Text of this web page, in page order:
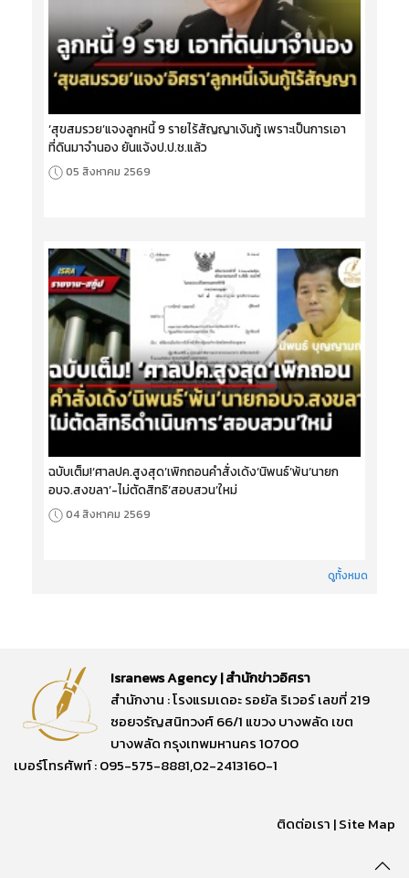
‘สุขสมรวย’แจงลูกหนี้ 9 รายไร้สัญญาเงินกู้ เพราะเป็นการเอา
ที่ดินมาจำนอง ยันแจ้งป.ป.ช.แล้ว
05 สิงหาคม 2569
ฉบับเต็ม!‘ศาลปค.สูงสุด’เพิกถอนคำสั่งเด้ง‘นิพนธ์’พ้น‘นายก
อบจ.สงขลา’-ไม่ตัดสิทธิ‘สอบสวน’ใหม่
04 สิงหาคม 2569
ดูทั้งหมด
Isranews Agency | สำนักข่าวอิศรา
สำนักงาน : โรงแรมเดอะ รอยัล ริเวอร์ เลขที่ 219
ซอยจรัญสนิทวงศ์ 66/1 แขวง บางพลัด เขต
บางพลัด กรุงเทพมหานคร 10700
เบอร์โทรศัพท์ : 095-575-8881,02-2413160-1
ติดต่อเรา |Site Map